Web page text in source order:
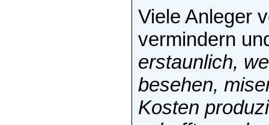
Viele Anleger
vermindern
erstaunlich,
besehen,
Kosten